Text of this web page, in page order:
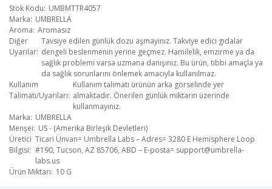
Stok Kodu UMBMTTR4057
Marka UMBRELLA
Aroma Aromasız
Diğer
Uyarılar
Tavsiye edilen günlük dozu aşmayınız. Takviye edici gıdalar
dengeli beslenmenin yerine geçmez. Hamilelik, emzirme ya da
sağlık problemi varsa uzmana danışınız. Bu ürün, tıbbi amaçla ya
da sağlık sorunlarını önlemek amacıyla kullanılmaz.
Kullanım
Talimatı/Uyarıları
Kullanım talimatı ürünün arka görselinde yer
almaktadır. Önerilen günlük miktarın üzerinde
kullanmayınız.
Marka UMBRELLA
Menşei US - (Amerika Birleşik Devletleri)
Üretici
Bilgisi
Ticari Ünvan= Umbrella Labs – Adres= 3280 E Hemisphere Loop
#190, Tucson, AZ 85706, ABD – E-posta= support@umbrella-
labs.us
Ürün Miktarı 10 G